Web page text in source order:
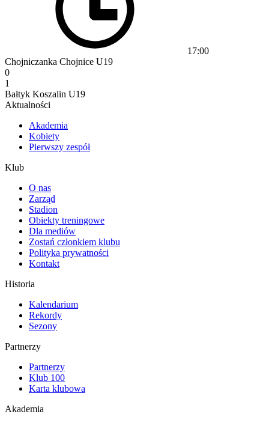
17:00
Chojniczanka Chojnice U19
0
1
Bałtyk Koszalin U19
Aktualności
Akademia
Kobiety
Pierwszy zespół
Klub
O nas
Zarząd
Stadion
Obiekty treningowe
Dla mediów
Zostań członkiem klubu
Polityka prywatności
Kontakt
Historia
Kalendarium
Rekordy
Sezony
Partnerzy
Partnerzy
Klub 100
Karta klubowa
Akademia